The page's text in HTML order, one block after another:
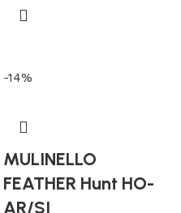
-14%
MULINELLO
FEATHER Hunt HO-
AR/SI